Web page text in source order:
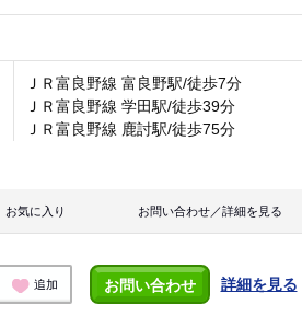
ＪＲ富良野線 富良野駅/徒歩7分
ＪＲ富良野線 学田駅/徒歩39分
ＪＲ富良野線 鹿討駅/徒歩75分
お気に入り お問い合わせ／詳細を見る
追加 お問い合わせ 詳細を見る